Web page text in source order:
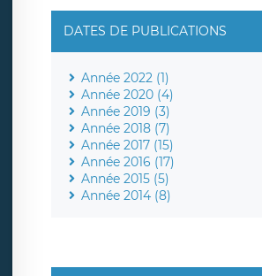
DATES DE PUBLICATIONS
Année 2022 (1)
Année 2020 (4)
Année 2019 (3)
Année 2018 (7)
Année 2017 (15)
Année 2016 (17)
Année 2015 (5)
Année 2014 (8)